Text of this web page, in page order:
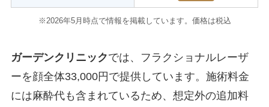
※2026年5月時点で情報を掲載しています。価格は税込
ガーデンクリニックでは、フラクショナルレーザ
ーを顔全体33,000円で提供しています。施術料金
には麻酔代も含まれているため、想定外の追加料